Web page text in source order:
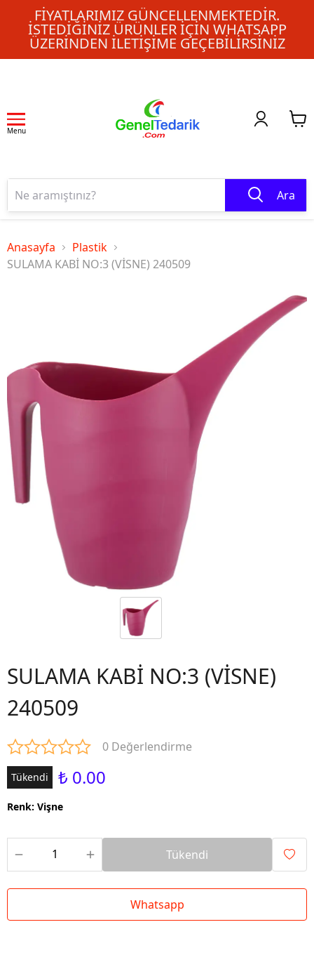
FIYATLARIMIZ GÜNCELLENMEKTEDIR.
İSTEDIĞINIZ ÜRÜNLER IÇIN WHATSAPP
ÜZERINDEN ILETIŞIME GEÇEBILIRSINIZ
Menu
Ara
Anasayfa
Plastik
SULAMA KABİ NO:3 (VİSNE) 240509
SULAMA KABİ NO:3 (VİSNE)
240509
0 Değerlendirme
Tükendi ₺ 0.00
Renk: Vişne
Tükendi
Whatsapp